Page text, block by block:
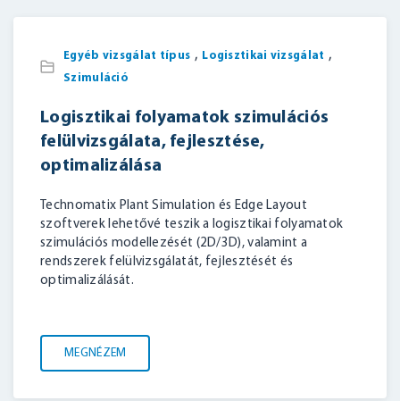
BELÉPÉS
Egyéb vizsgálat típus , Logisztikai vizsgálat ,
Szimuláció
Logisztikai folyamatok szimulációs
felülvizsgálata, fejlesztése,
optimalizálása
Technomatix Plant Simulation és Edge Layout
szoftverek lehetővé teszik a logisztikai folyamatok
szimulációs modellezését (2D/3D), valamint a
rendszerek felülvizsgálatát, fejlesztését és
optimalizálását.
MEGNÉZEM